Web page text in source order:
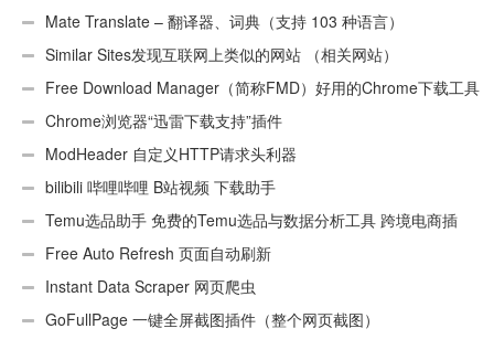
Mate Translate – 翻译器、词典（支持 103 种语言）
Similar Sites发现互联网上类似的网站 （相关网站）
Free Download Manager（简称FMD）好用的Chrome下载工具
插件Chrome浏览器“迅雷下载支持”插件
ModHeader 自定义HTTP请求头利器
bilibili 哔哩哔哩 B站视频 下载助手
Temu选品助手 免费的Temu选品与数据分析工具 跨境电商插
件 Free Auto Refresh 页面自动刷新
Instant Data Scraper 网页爬虫
GoFullPage 一键全屏截图插件（整个网页截图）